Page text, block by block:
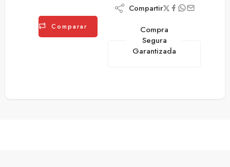
Comparar
Compartir
Compra
Segura
Garantizada